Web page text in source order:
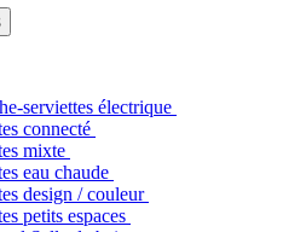
serviettes électrique
connecté
mixte
eau chaude
design / couleur
petits espaces